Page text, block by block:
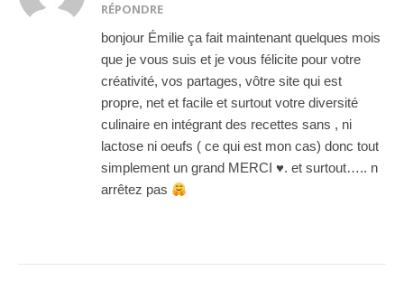
RÉPONDRE
bonjour Émilie ça fait maintenant quelques mois
que je vous suis et je vous félicite pour votre
créativité, vos partages, vôtre site qui est
propre, net et facile et surtout votre diversité
culinaire en intégrant des recettes sans , ni
lactose ni oeufs ( ce qui est mon cas) donc tout
simplement un grand MERCI ♥️. et surtout….. n
arrêtez pas